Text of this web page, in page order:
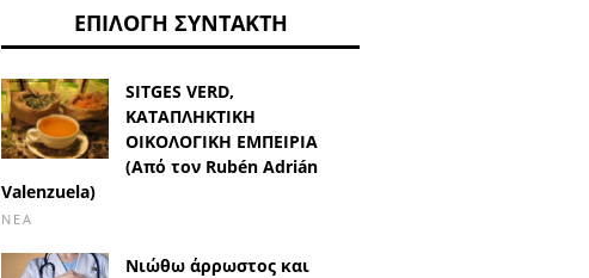
ΕΠΙΛΟΓΉ ΣΥΝΤΆΚΤΗ
SITGES VERD,
ΚΑΤΑΠΛΗΚΤΙΚΗ
ΟΙΚΟΛΟΓΙΚΗ ΕΜΠΕΙΡΙΑ
(Από τον Rubén Adrián
Valenzuela)
ΝΈΑ
Νιώθω άρρωστος και